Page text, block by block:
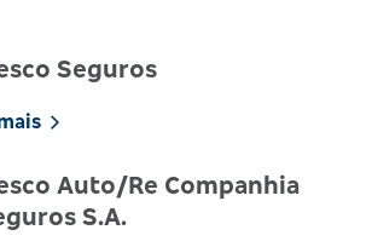
Seguros
Auto/Re Companhia
S.A.